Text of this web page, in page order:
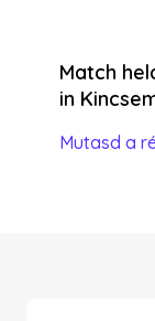
Match
in
Mutasd a